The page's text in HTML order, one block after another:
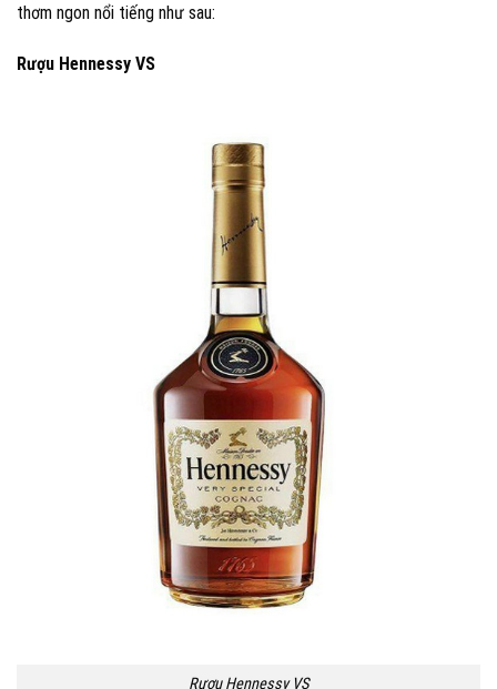
thơm ngon nổi tiếng như sau:
Rượu Hennessy VS
Rượu Hennessy VS